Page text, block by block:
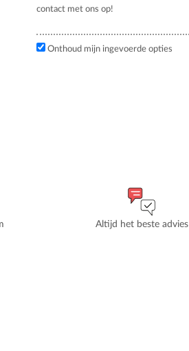
contact met ons op!
Onthoud mijn ingevoerde opties
Altijd het beste advies